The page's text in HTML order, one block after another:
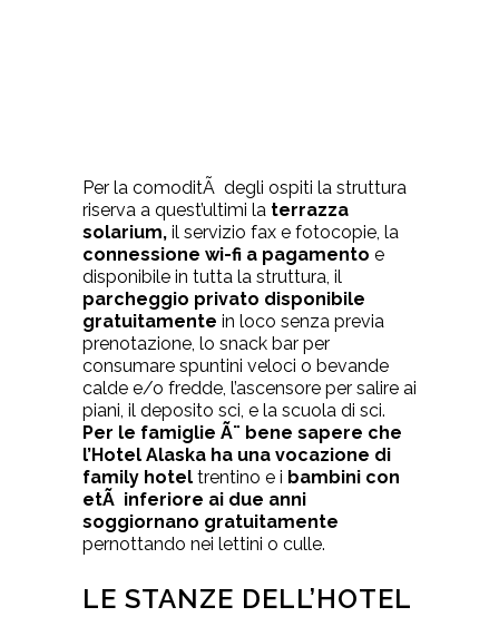
Per la comoditÃ degli ospiti la struttura
riserva a quest’ultimi la terrazza
solarium, il servizio fax e fotocopie, la
connessione wi-fi a pagamento e
disponibile in tutta la struttura, il
parcheggio privato disponibile
gratuitamente in loco senza previa
prenotazione, lo snack bar per
consumare spuntini veloci o bevande
calde e/o fredde, l’ascensore per salire ai
piani, il deposito sci, e la scuola di sci.
Per le famiglie Ã¨ bene sapere che
l’Hotel Alaska ha una vocazione di
family hotel trentino e i bambini con
etÃ inferiore ai due anni
soggiornano gratuitamente
pernottando nei lettini o culle.
LE STANZE DELL’HOTEL